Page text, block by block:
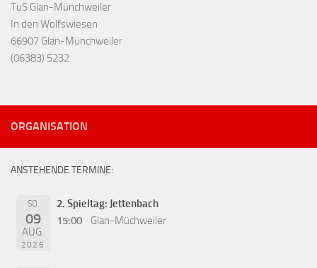
TuS Glan-Münchweiler
In den Wolfswiesen
66907 Glan-Münchweiler
(06383) 5232
ORGANISATION
ANSTEHENDE TERMINE:
SO.
09
AUG.
2026
2. Spieltag: Jettenbach
15:00
Glan-Müchweiler